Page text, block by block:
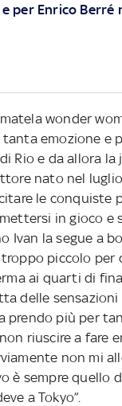
per Enrico Berré
wonder
tanta emozione e
Rio e da allora
nato nel
le conquiste
in gioco e
Ivan la segue a
piccolo per
ai quarti di
delle sensazioni
prendo più per
riuscire a fare
non mi
è sempre quello
a Tokyo”.